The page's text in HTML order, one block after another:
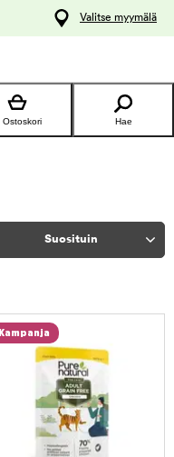
Valitse myymälä
Ostoskori Hae
Suosituin
Kampanja